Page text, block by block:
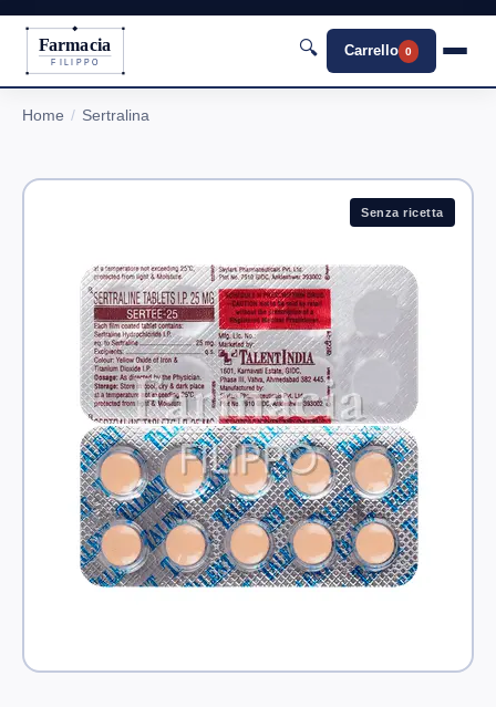
Farmacia
FILIPPO
🔍 Carrello 0
Home Sertralina
Senza ricetta